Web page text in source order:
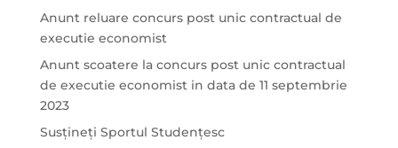
Anunt reluare concurs post unic contractual de
executie economist
Anunt scoatere la concurs post unic contractual
de executie economist in data de 11 septembrie
2023
Susțineți Sportul Studențesc